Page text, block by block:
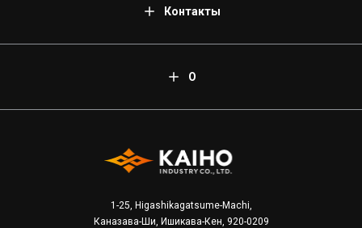
Контакты
О
1-25, Higashikagatsume-Machi,
Каназава-Ши, Ишикава-Кен, 920-0209